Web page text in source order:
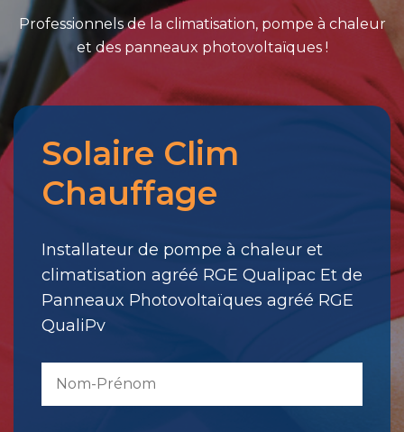
Professionnels de la climatisation, pompe à chaleur
et des panneaux photovoltaïques !
Merci
pour
votre
Il
a
été
envoyé.
Solaire Clim
Chauffage
Installateur de pompe à chaleur et
climatisation agréé RGE Qualipac Et de
Panneaux Photovoltaïques agréé RGE
QualiPv